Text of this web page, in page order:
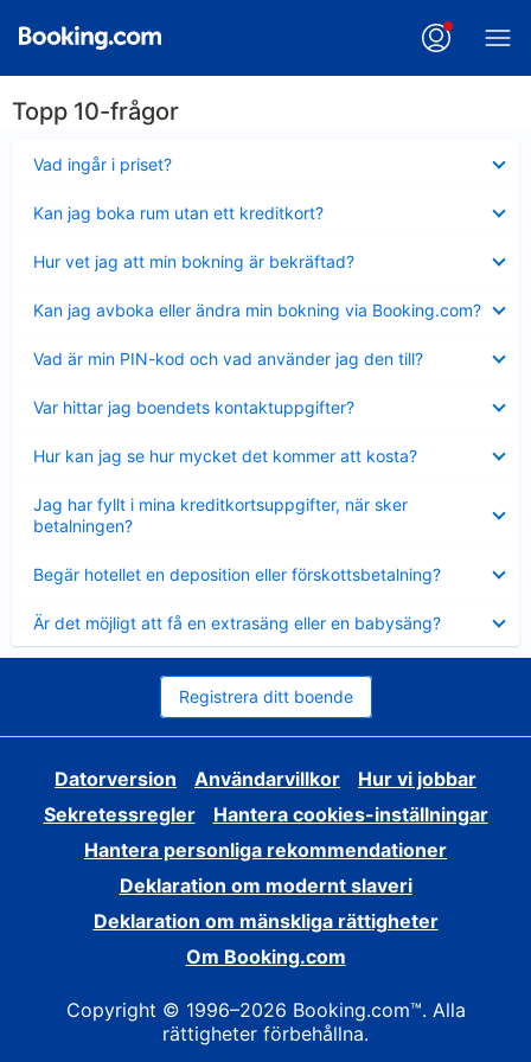
Topp 10-frågor
Vad ingår i priset?
mindre
Kan jag boka rum utan ett kreditkort?
mindre
Hur vet jag att min bokning är bekräftad?
mindre
Kan jag avboka eller ändra min bokning via Booking.com?
mindre
Vad är min PIN-kod och vad använder jag den till?
mindre
Var hittar jag boendets kontaktuppgifter?
mindre
Hur kan jag se hur mycket det kommer att kosta?
mindre
Jag har fyllt i mina kreditkortsuppgifter, när sker
betalningen?
mindre
Begär hotellet en deposition eller förskottsbetalning?
mindre
Är det möjligt att få en extrasäng eller en babysäng?
mindre
Registrera ditt boende
Datorversion Användarvillkor
Hur vi jobbar
Sekretessregler
Hantera cookies-inställningar
Hantera personliga rekommendationer
Deklaration om modernt slaveri
Deklaration om mänskliga rättigheter
Om Booking.com
Copyright © 1996–2026 Booking.com™. Alla
rättigheter förbehållna.